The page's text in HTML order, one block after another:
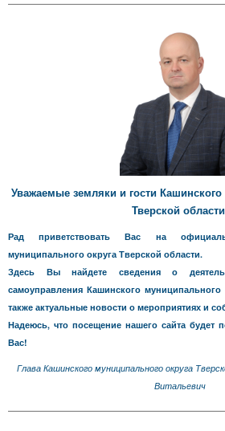
Уважаемые земляки и гости
Тверской
Рад приветствовать Вас на
муниципального округа Тверской области.
Здесь Вы найдете сведения о
самоуправления Кашинского муниципального
также актуальные новости о мероприятиях и
Надеюсь, что посещение нашего сайта будет
Вас!
Глава Кашинского муниципального округа
Витальевич